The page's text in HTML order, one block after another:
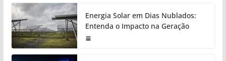
Energia Solar em Dias Nublados:
Entenda o Impacto na Geração